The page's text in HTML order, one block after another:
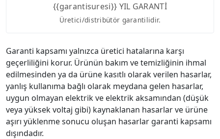
{{garantisuresi}} YIL GARANTİ
Üretici/distribütör garantilidir.
Garanti kapsamı yalnızca üretici hatalarına karşı
geçerliliğini korur. Ürünün bakım ve temizliğinin ihmal
edilmesinden ya da ürüne kasıtlı olarak verilen hasarlar,
yanlış kullanıma bağlı olarak meydana gelen hasarlar,
uygun olmayan elektrik ve elektrik aksamından (düşük
veya yüksek voltaj gibi) kaynaklanan hasarlar ve ürüne
aşırı yüklenme sonucu oluşan hasarlar garanti kapsamı
dışındadır.